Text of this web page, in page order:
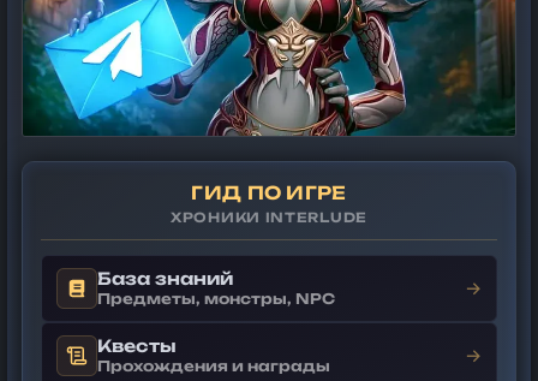
ГИД ПО ИГРЕ
ХРОНИКИ INTERLUDE
База знаний
Предметы, монстры, NPC →
Квесты
Прохождения и награды →